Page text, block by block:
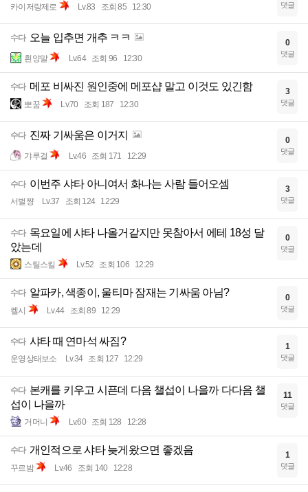
카이저랑제로 Lv.83 조회 85 12:30 댓글
수다 오늘 입추면 개추 ㅋㅋ
흰양말 Lv.64 조회 96 12:30
0
댓글
수다 메포 비싸진 원인중에 메포샵 말고 이것도 있긴함
뽀꿈 Lv.70 조회 187 12:30
3
댓글
수다 진짜 기싸움은 이거지
갸루걸 Lv.46 조회 171 12:29
0
댓글
수다 이번주 샤타 아니여서 화나는 사람 들어오셈
서벌쨩 Lv.37 조회 124 12:29
3
댓글
수다 목요일에 샤타 나올거같지만 못참아서 에테 18성 달
았는데
스틸스킬 Lv.52 조회 106 12:29
0
댓글
수다 알파카, 색종이, 울티마 잠재는 기싸움 아님?
켈시 Lv.44 조회 89 12:29
0
댓글
수다 샤타 때 연마석 싸짐?
운영상태보소 Lv.34 조회 127 12:29
1
댓글
수다 본캐를 키우고 시픈데 다음 챌섭이 나을까 다다음 챌
섭이 나을까
거머니 Lv.60 조회 128 12:28
11
댓글
수다 개인적으로 샤타 늦게왔으면 좋겠음
꾸르밤 Lv.46 조회 140 12:28
1
댓글